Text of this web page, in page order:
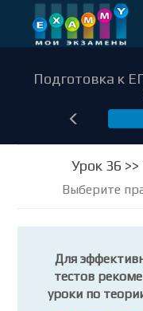
Подготовка к
Урок 36
Выберите
Для
тестов
уроки по